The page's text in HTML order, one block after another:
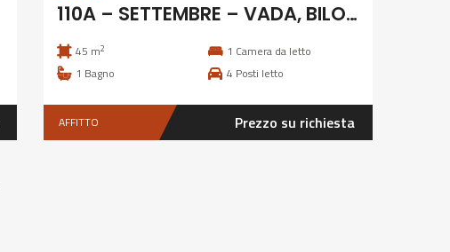
110A – SETTEMBRE – VADA, BILOCALE 4 POSTI
45 m2 1 Camera da letto
1 Bagno 4 Posti letto
AFFITTO Prezzo su richiesta